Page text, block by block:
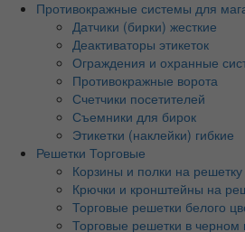
Противокражные системы для
Датчики (бирки) жесткие
Деактиваторы этикеток
Ограждения и охранные
Противокражные ворота
Счетчики посетителей
Съемники для бирок
Этикетки (наклейки) гибкие
Решетки Торговые
Корзины и полки на решетку
Крючки и кронштейны на
Торговые решетки белого
Торговые решетки в черном